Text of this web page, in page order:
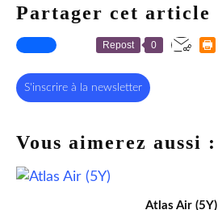
Partager cet article
Repost 0
S'inscrire à la newsletter
Vous aimerez aussi :
Atlas Air (5Y)